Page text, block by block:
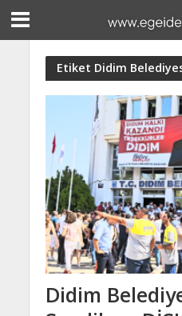
Etiket Didim
Didim